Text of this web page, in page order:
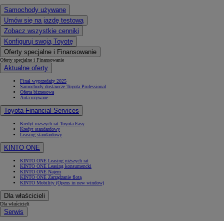
Samochody używane
Umów się na jazdę testową
Zobacz wszystkie cenniki
Konfiguruj swoją Toyotę
Oferty specjalne i Finansowanie
Oferty specjalne i Finansowanie
Aktualne oferty
Finał wyprzedaży 2025
Samochody dostawcze Toyota Professional
Oferta biznesowa
Auta używane
Toyota Financial Services
Kredyt niższych rat Toyota Easy
Kredyt standardowy
Leasing standardowy
KINTO ONE
KINTO ONE Leasing niższych rat
KINTO ONE Leasing konsumencki
KINTO ONE Najem
KINTO ONE Zarządzanie flotą
KINTO Mobility (Opens in new window)
Dla właścicieli
Dla właścicieli
Serwis